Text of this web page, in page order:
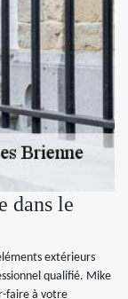
dans le
extérieurs
qualifié. Mike
faire à votre